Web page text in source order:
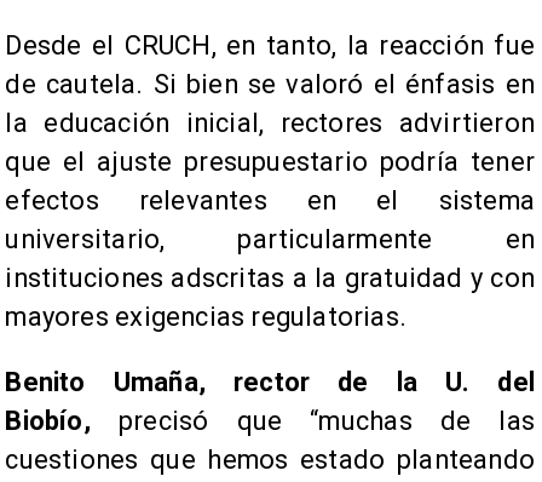
Desde el CRUCH, en tanto, la reacción fue
de cautela. Si bien se valoró el énfasis en
la educación inicial, rectores advirtieron
que el ajuste presupuestario podría tener
efectos relevantes en el sistema
universitario, particularmente en
instituciones adscritas a la gratuidad y con
mayores exigencias regulatorias.
Benito Umaña, rector de la U. del
Biobío, precisó que “muchas de las
cuestiones que hemos estado planteando